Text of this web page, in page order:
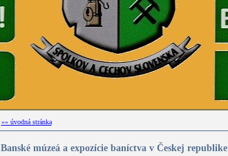
»» úvodná stránka
Banské múzeá a expozície baníctva v Českej republike